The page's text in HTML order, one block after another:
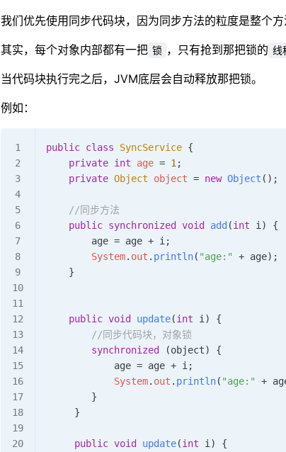
我们优先使用同步代码块，因为同步方法的粒度是整个
其实，每个对象内部都有一把 锁 ，只有抢到那把锁的 线
当代码块执行完之后，JVM底层会自动释放那把锁。
例如：
public class SyncService {
    private
int age = 1 ;
    private
Object object = new Object () ;
    //同步方法
    public
synchronized void add (int i )
{
        age
= age + i;
        System
. out . println( "age:" + age);
    }
    public
void update(int i )
{
        //同步代码块，对象锁
        synchronized
(object) {
            age
= age +
            System
. out . println( "age:" +
        }
     }
     public
void update(int i )
{